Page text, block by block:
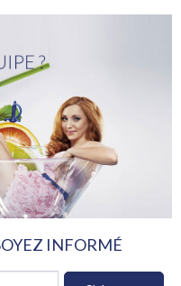
INFORMÉ